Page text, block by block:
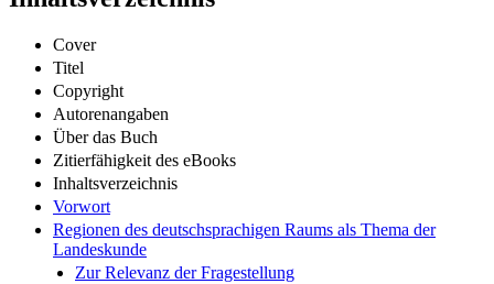
Cover
Titel
Copyright
Autorenangaben
Über das Buch
Zitierfähigkeit des eBooks
Inhaltsverzeichnis
Vorwort
Regionen des deutschsprachigen Raums als Thema der
Landeskunde
Zur Relevanz der Fragestellung